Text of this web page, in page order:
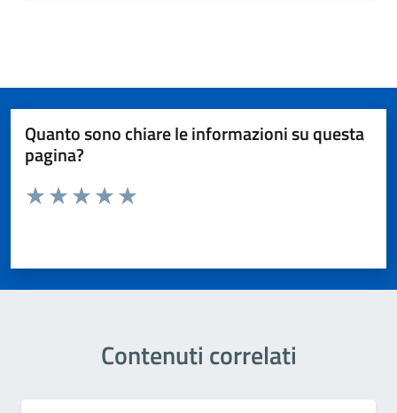
Quanto sono chiare le informazioni su questa
pagina?
Valuta da 1 a 5 stelle la pagina
Contenuti correlati